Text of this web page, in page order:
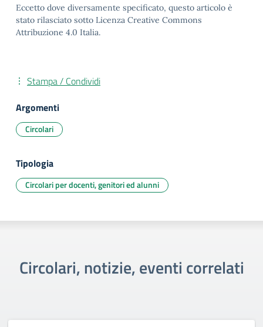
Eccetto dove diversamente specificato, questo articolo è
stato rilasciato sotto Licenza Creative Commons
Attribuzione 4.0 Italia.
Stampa / Condividi
Argomenti
Circolari
Tipologia
Circolari per docenti, genitori ed alunni
Circolari, notizie, eventi correlati